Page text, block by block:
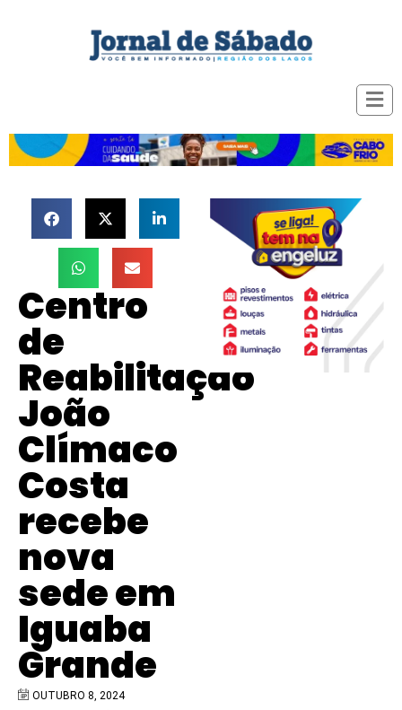
Centro
de
Reabilitação
João
Clímaco
Costa
recebe
nova
sede em
Iguaba
Grande
OUTUBRO 8, 2024